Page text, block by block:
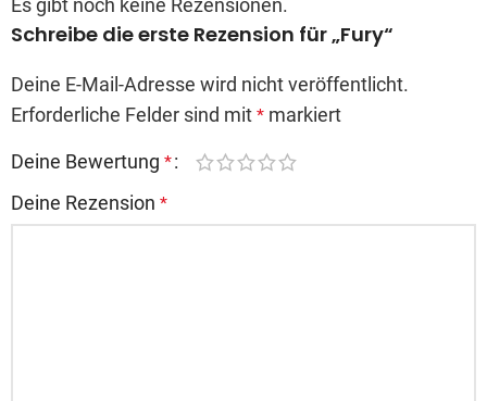
Es gibt noch keine Rezensionen.
Schreibe die erste Rezension für „Fury“
Deine E-Mail-Adresse wird nicht veröffentlicht.
Erforderliche Felder sind mit * markiert
Deine Bewertung *
Deine Rezension *